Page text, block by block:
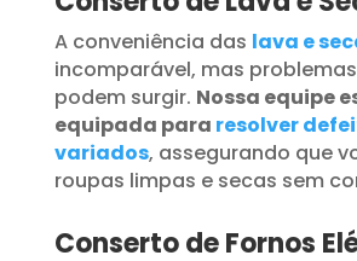
A conveniência das lava e
incomparável, mas
podem surgir. Nossa equipe
equipada para resolver
variados, assegurando que
roupas limpas e secas sem
Conserto de Fornos